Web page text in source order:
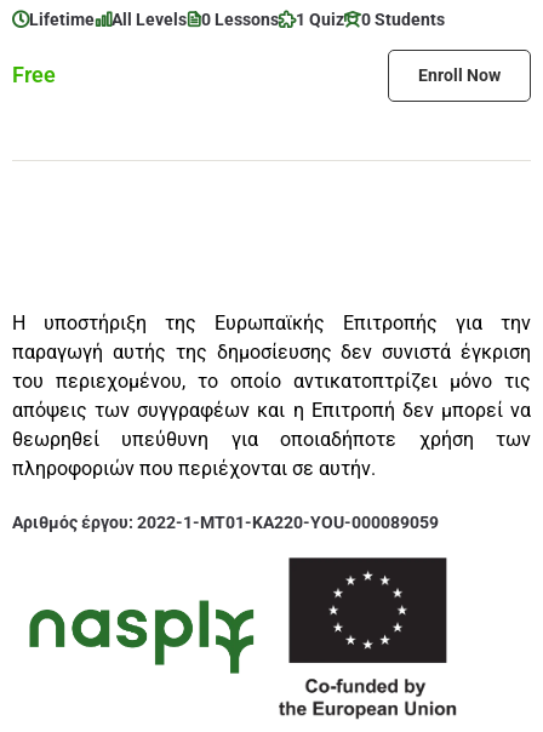
Lifetime All Levels 0 Lessons 1 Quiz 0 Students
Free Enroll Now
Η υποστήριξη της Ευρωπαϊκής Επιτροπής για την
παραγωγή αυτής της δημοσίευσης δεν συνιστά έγκριση
του περιεχομένου, το οποίο αντικατοπτρίζει μόνο τις
απόψεις των συγγραφέων και η Επιτροπή δεν μπορεί να
θεωρηθεί υπεύθυνη για οποιαδήποτε χρήση των
πληροφοριών που περιέχονται σε αυτήν.
Αριθμός έργου: 2022-1-MT01-KA220-YOU-000089059